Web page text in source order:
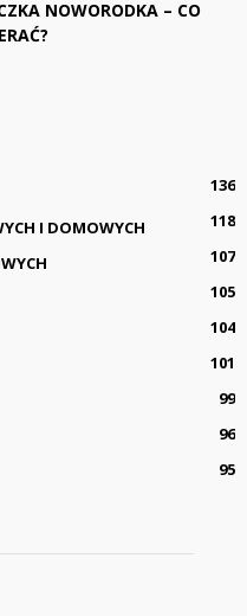
NOWORODKA – CO
136
I DOMOWYCH
118
107
105
104
101
99
96
95